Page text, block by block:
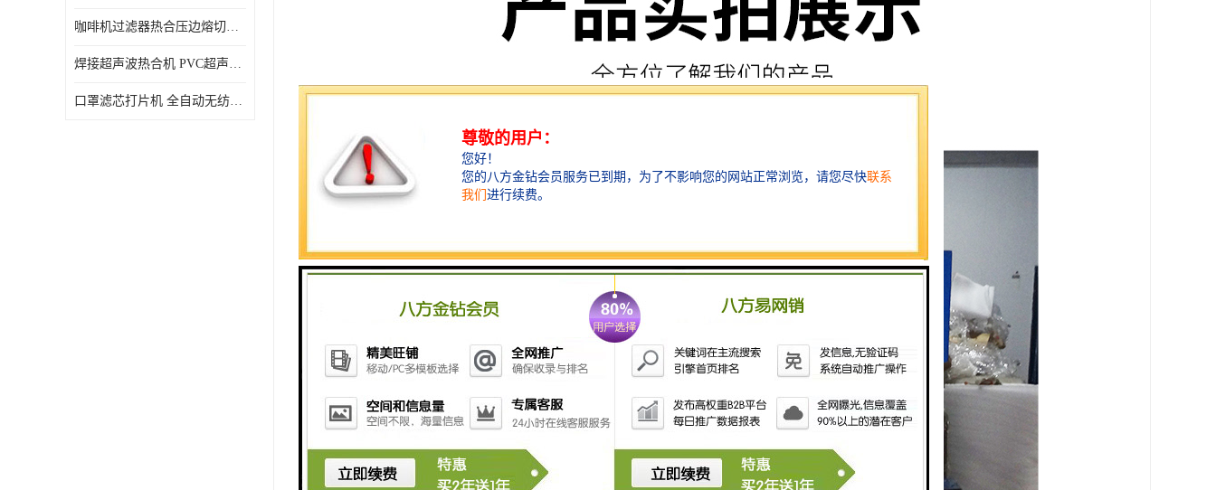
咖啡机过滤器热合压边熔切机 超声波无纺布喷胶棉热合机
焊接超声波热合机 PVC超声波焊接机 无纺布超声波设备
口罩滤芯打片机 全自动无纺布压花压标设备 多层料复合机